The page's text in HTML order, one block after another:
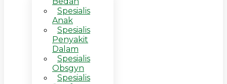
Spesialis
Anak
Spesialis
Penyakit
Dalam
Spesialis
Obsgyn
Spesialis